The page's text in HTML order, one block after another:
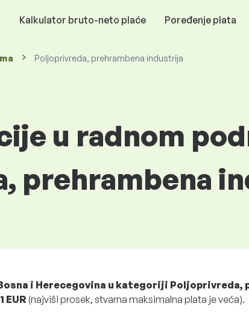
Kalkulator bruto-neto plaće Poređenje plata
Poljoprivreda, prehrambena industrija
u radnom
prehrambena
i Herecegovina u kategoriji Poljoprivreda,
EUR (najviši prosek, stvarna maksimalna plata je veća).